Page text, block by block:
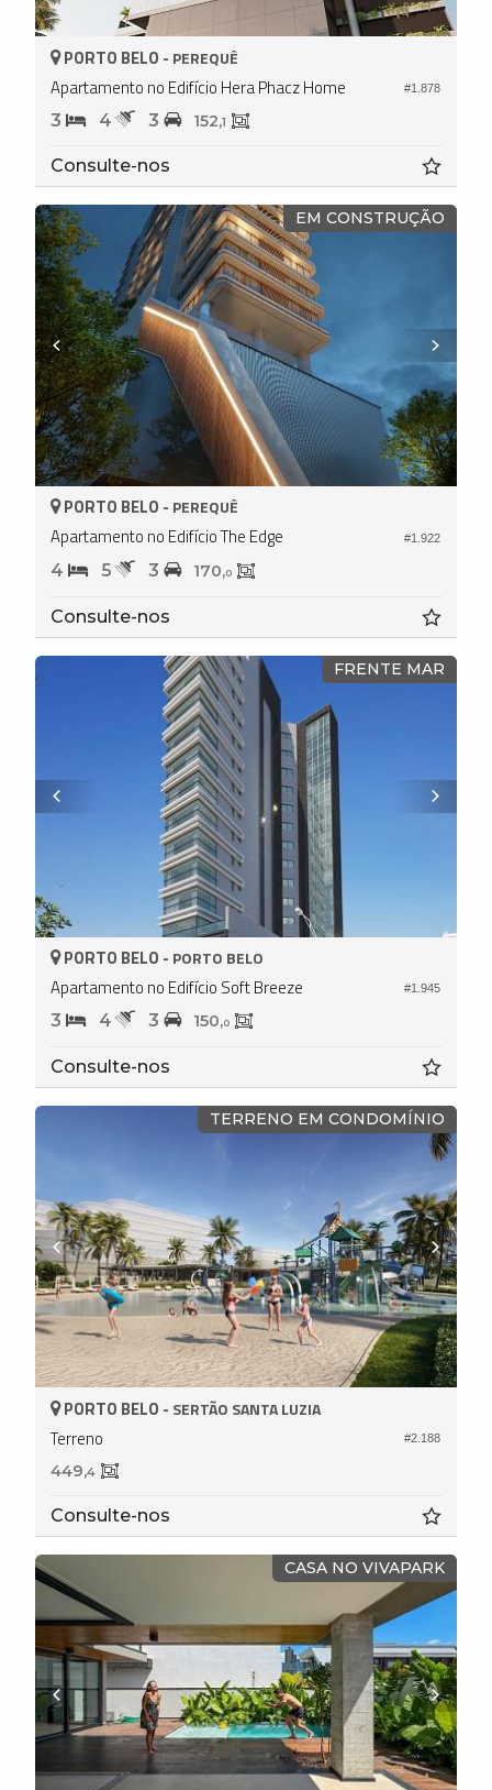
#1.878
PORTO BELO - PEREQUÊ
Apartamento no Edifício Hera Phacz Home
3 4 3 152,1
Consulte-nos
EM CONSTRUÇÃO
#1.922
PORTO BELO - PEREQUÊ
Apartamento no Edifício The Edge
4 5 3 170,0
Consulte-nos
FRENTE MAR
#1.945
PORTO BELO - PORTO BELO
Apartamento no Edifício Soft Breeze
3 4 3 150,0
Consulte-nos
TERRENO EM CONDOMÍNIO
#2.188
PORTO BELO - SERTÃO SANTA LUZIA
Terreno
449,4
Consulte-nos
CASA NO VIVAPARK